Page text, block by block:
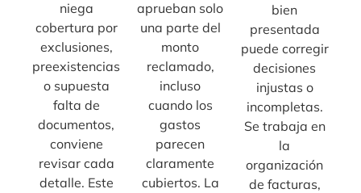
niega
cobertura por
exclusiones,
preexistencias
o supuesta
falta de
documentos,
conviene
revisar cada
detalle. Este
aprueban solo
una parte del
monto
reclamado,
incluso
cuando los
gastos
parecen
claramente
cubiertos. La
bien
presentada
puede corregir
decisiones
injustas o
incompletas.
Se trabaja en
la
organización
de facturas,